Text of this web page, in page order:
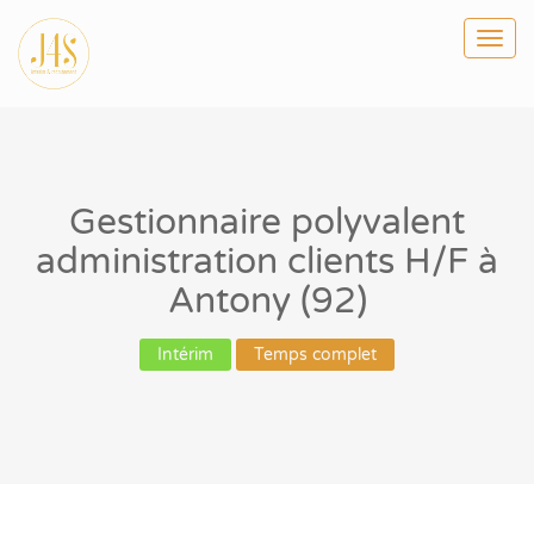
Gestionnaire polyvalent
administration clients H/F à
Antony (92)
Intérim Temps complet